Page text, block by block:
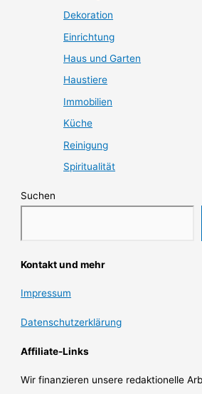
Dekoration
Einrichtung
Haus und Garten
Haustiere
Immobilien
Küche
Reinigung
Spiritualität
Suchen
Kontakt und mehr
Impressum
Datenschutzerklärung
Affiliate-Links
Wir finanzieren unsere redaktionelle